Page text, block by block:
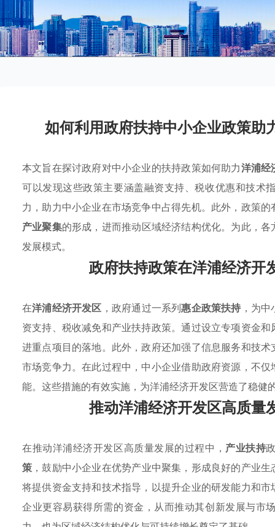
如何利用政府扶持中小企业政策助
本文旨在探讨政府对中小企业的扶持政策如何助力洋浦经
可以发现这些政策主要涵盖融资支持、税收优惠和技术
力，助力中小企业在市场竞争中占得先机。此外，政策
产业聚集的形成，进而推动区域经济结构优化。为此，
发展模式。
政府扶持政策在洋浦经济开
在洋浦经济开发区 ，政府通过一系列惠企政策扶持 ，为
资支持、税收减免和产业扶持政策。通过设立专项资金
进重点项目的落地。此外，政府还加强了信息服务和技
市场竞争力。在此过程中，中小企业借助政府资源，不
能。这些措施的有效实施，为洋浦经济开发区营造了稳健
推动洋浦经济开发区高质量
在推动洋浦经济开发区高质量发展的过程中， 产业扶持
策 ，鼓励中小企业在优势产业中聚集，形成良好的产业
将提供资金支持和技术指导，以提升企业的研发能力和
企业更容易获得所需的资金，从而推动其创新发展与市